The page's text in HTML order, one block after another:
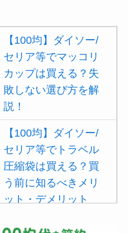
【100均】ダイソー/
セリア等でマッコリ
カップは買える？失
敗しない選び方を解
説！
【100均】ダイソー/
セリア等でトラベル
圧縮袋は買える？買
う前に知るべきメリ
ット・デメリット